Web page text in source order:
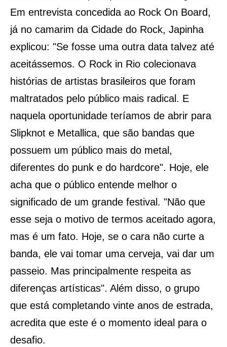
Em entrevista concedida ao Rock On Board,
já no camarim da Cidade do Rock, Japinha
explicou: "Se fosse uma outra data talvez até
aceitássemos. O Rock in Rio colecionava
histórias de artistas brasileiros que foram
maltratados pelo público mais radical. E
naquela oportunidade teríamos de abrir para
Slipknot e Metallica, que são bandas que
possuem um público mais do metal,
diferentes do punk e do hardcore". Hoje, ele
acha que o público entende melhor o
significado de um grande festival. "Não que
esse seja o motivo de termos aceitado agora,
mas é um fato. Hoje, se o cara não curte a
banda, ele vai tomar uma cerveja, vai dar um
passeio. Mas principalmente respeita as
diferenças artísticas". Além disso, o grupo
que está completando vinte anos de estrada,
acredita que este é o momento ideal para o
desafio.